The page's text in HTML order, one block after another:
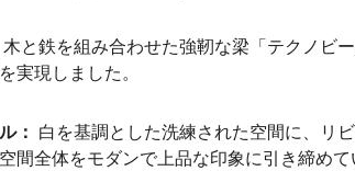
木と鉄を組み合わせた強靭な梁「テクノビ
実現しました。
： 白を基調とした洗練された空間に、リ
間全体をモダンで上品な印象に引き締めて